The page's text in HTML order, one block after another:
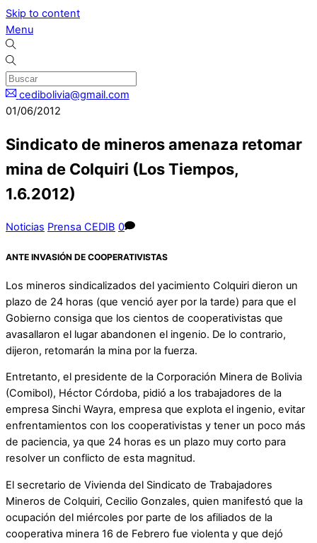
Skip to content
Menu
cedibolivia@gmail.com
01/06/2012
Sindicato de mineros amenaza retomar
mina de Colquiri (Los Tiempos,
1.6.2012)
Noticias Prensa CEDIB 0
ANTE INVASIÓN DE COOPERATIVISTAS
Los mineros sindicalizados del yacimiento Colquiri dieron un
plazo de 24 horas (que venció ayer por la tarde) para que el
Gobierno consiga que los cientos de cooperativistas que
avasallaron el lugar abandonen el ingenio. De lo contrario,
dijeron, retomarán la mina por la fuerza.
Entretanto, el presidente de la Corporación Minera de Bolivia
(Comibol), Héctor Córdoba, pidió a los trabajadores de la
empresa Sinchi Wayra, empresa que explota el ingenio, evitar
enfrentamientos con los cooperativistas y tener un poco más
de paciencia, ya que 24 horas es un plazo muy corto para
resolver un conflicto de esta magnitud.
El secretario de Vivienda del Sindicato de Trabajadores
Mineros de Colquiri, Cecilio Gonzales, quien manifestó que la
ocupación del miércoles por parte de los afiliados de la
cooperativa minera 16 de Febrero fue violenta y que dejó